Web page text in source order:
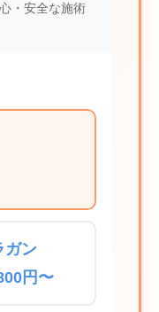
・安全な施術
ガン
円〜